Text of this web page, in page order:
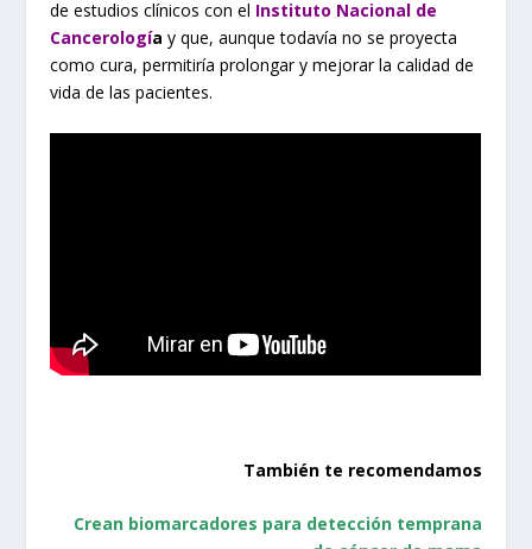
de estudios clínicos con el Instituto Nacional de
Cancerología y que, aunque todavía no se proyecta
como cura, permitiría prolongar y mejorar la calidad de
vida de las pacientes.
También te recomendamos
Crean biomarcadores para detección temprana